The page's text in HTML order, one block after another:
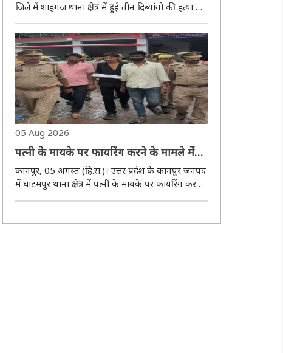
जिले में शाहगंज थाना क्षेत्र में हुई तीन दिब्यांगो की हत्या का
खुलासा करते हुए गुरुवार को मुठभेड़ में एक आरोपित को
गिरफ्तार किया गया। यह गिरफ्तारी शाहगंज और एयरपोर्ट
थाना और एसओजी नगर की संयुक्..
05 Aug 2026
पत्नी के मायके पर फायरिंग करने के मामले में
आरोपित पति समेत तीन गिरफ्तार, पुलिस ने
निकाला पैदल जुलूस
कानपुर, 05 अगस्त (हि.स.)। उत्तर प्रदेश के कानपुर जनपद
में घाटमपुर थाना क्षेत्र में पत्नी के मायके पर फायरिंग कर
दहशत फैलाने वाले पति और उसके दो आरोपित साथियों को
बुधवार को तीनों आरोपितों का थाने..